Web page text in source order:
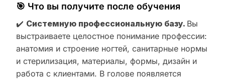
🎯 Что вы получите после обучения
✔️ Системную профессиональную базу. Вы
выстраиваете целостное понимание профессии:
анатомия и строение ногтей, санитарные нормы
и стерилизация, материалы, формы, дизайн и
работа с клиентами. В голове появляется